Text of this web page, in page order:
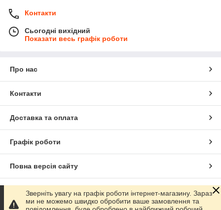
Контакти
Сьогодні вихідний
Показати весь графік роботи
Про нас
Контакти
Доставка та оплата
Графік роботи
Повна версія сайту
Сайт створено на маркетплейсіProm.ua
Зверніть увагу на графік роботи інтернет-магазину. Зараз
ми не можемо швидко обробити ваше замовлення та